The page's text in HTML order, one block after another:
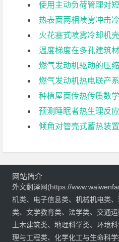
使用主动负荷管理对短期负荷预测的
热表面两相喷雾冲击冷却中喷
火花塞式喷雾冷却机壳的集
温度梯度在多孔建筑材料
燃气发动机驱动的压缩-吸收式联合
燃气发动机热电联产系统的能
种植屋面传热传质数
预测睡眠者热生理反应的四
倾角对管壳式蓄热装置性
网站简介
外文翻译网(https://
机类、电子信息类、机械机电类
类、文学教育类、法学类、交通
土木建筑类、地理科学类、环境
理与工程类、化学化工与生命科